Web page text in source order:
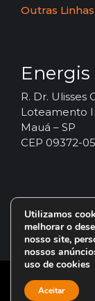
Outras Linhas
Energis
R. Dr. Ulisses
Loteamento
Mauá – SP
CEP 09372-
© 2024 – Vorax
Utilizamos
melhorar o
nosso site,
nossos
uso de cookies
Aceitar